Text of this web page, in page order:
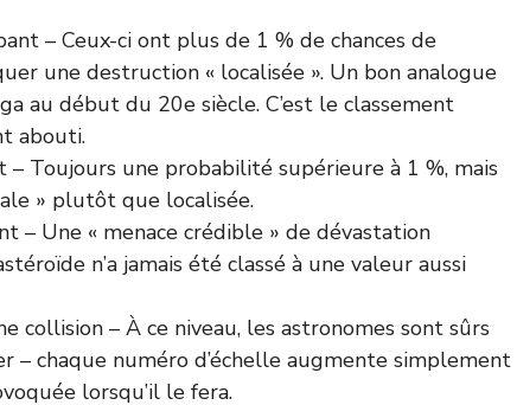
– Ceux-ci ont plus de 1 % de chances de
une destruction « localisée ». Un bon analogue
au début du 20e siècle. C’est le classement
abouti.
– Toujours une probabilité supérieure à 1 %, mais
» plutôt que localisée.
– Une « menace crédible » de dévastation
n’a jamais été classé à une valeur aussi
collision – À ce niveau, les astronomes sont sûrs
– chaque numéro d’échelle augmente simplement
lorsqu’il le fera.